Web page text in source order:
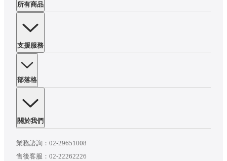
所有商品
支援服務
部落格
關於我們
業務諮詢： 02-29651008
售後客服： 02-22262226